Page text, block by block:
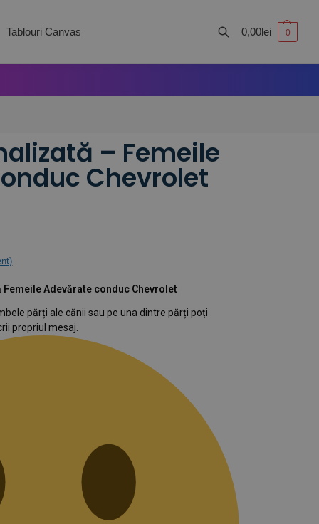
Tablouri Canvas 0,00lei 0
– Femeile
Chevrolet
Femeile Adevărate conduc Chevrolet
părți ale cănii sau pe una dintre părți poți
propriul mesaj.